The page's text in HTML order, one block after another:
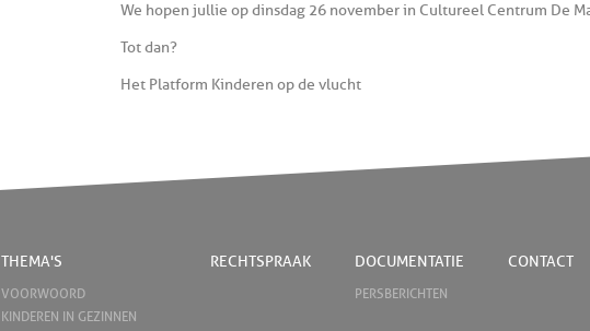
We hopen jullie op dinsdag 26 november in Cultureel Centrum De
Tot dan ?
Het Platform Kinderen op de vlucht
THEMA'S
VOORWOORD
KINDEREN IN GEZINNEN
RECHTSPRAAK DOCUMENTATIE
PERSBERICHTEN
CONTACT